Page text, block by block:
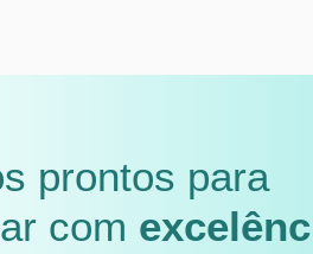
prontos para
com